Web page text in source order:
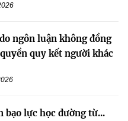
ngôn luận không đồng
quy kết người khác
bạo lực học đường từ...